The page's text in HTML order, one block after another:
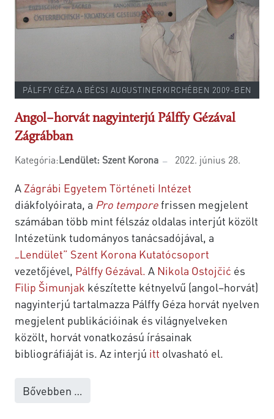
PÁLFFY GÉZA A BÉCSI AUGUSTINERKIRCHÉBEN 2009-BEN
Angol–horvát nagyinterjú Pálffy Gézával
Zágrábban
Kategória:Lendület: Szent Korona 2022. június 28.
A Zágrábi Egyetem Történeti Intézet
diákfolyóirata, a Pro temporefrissen megjelent
számában több mint félszáz oldalas interjút közölt
Intézetünk tudományos tanácsadójával, a
„Lendület” Szent Korona Kutatócsoport
vezetőjével, Pálffy Gézával. A Nikola Ostojčić és
Filip Šimunjak készítette kétnyelvű (angol–horvát)
nagyinterjú tartalmazza Pálffy Géza horvát nyelven
megjelent publikációinak és világnyelveken
közölt, horvát vonatkozású írásainak
bibliográfiáját is. Az interjú itt olvasható el.
Bővebben …